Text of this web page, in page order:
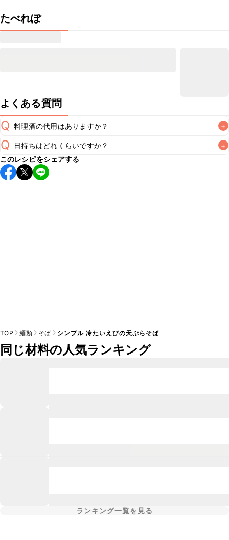
たべれぽ
よくある質問
Q 料理酒の代用はありますか？ +
A
Q 日持ちはどれくらいですか？ +
こちらのレシピは出来たてをお召し上がりいただくことをお
すすめします。
このレシピをシェアする
TOP 麺類 そば シンプル 冷たいえびの天ぷらそば
同じ材料の人気ランキング
ランキング一覧を見る